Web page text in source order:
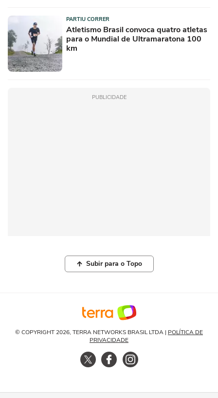
PARTIU CORRER
Atletismo Brasil convoca quatro atletas
para o Mundial de Ultramaratona 100
km
PUBLICIDADE
Subir para o Topo
© COPYRIGHT 2026, TERRA NETWORKS BRASIL LTDA | POLÍTICA DE
PRIVACIDADE